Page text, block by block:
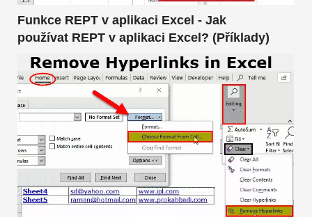
Funkce REPT v aplikaci Excel - Jak
používat REPT v aplikaci Excel? (Příklady)